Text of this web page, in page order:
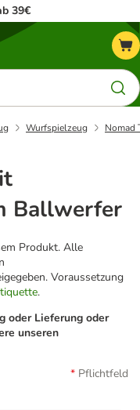
39€
Wurfspielzeug Nomad
Ballwerfer
Produkt. Alle
Voraussetzung
.
oder Lieferung oder
unseren
Pflichtfeld